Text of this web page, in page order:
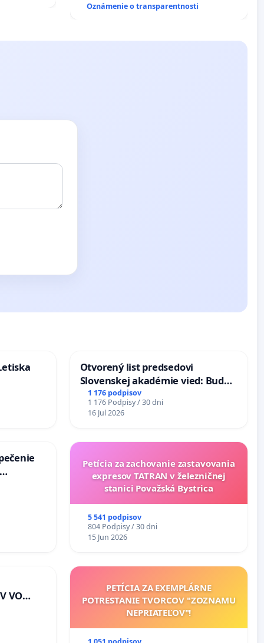
Oznámenie o transparentnosti
Otvorený list predsedovi
Slovenskej akadémie vied: Bude
mať Vízia Slovenska 2040 mravnú
chrbticu?
1 176 podpisov
1 176 Podpisy / 30 dni
16 Jul 2026
úplnej
Petícia za zachovanie zastavovania
expresov TATRAN v železničnej
stanici Považská Bystrica
5 541 podpisov
804 Podpisy / 30 dni
15 Jun 2026
VO
A POD
PETÍCIA ZA EXEMPLÁRNE
POTRESTANIE TVORCOV "ZOZNAMU
NEPRIATEĽOV"!